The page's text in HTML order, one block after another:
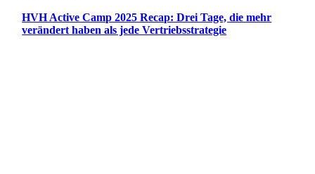
HVH Active Camp 2025 Recap: Drei Tage, die mehr
verändert haben als jede Vertriebsstrategie